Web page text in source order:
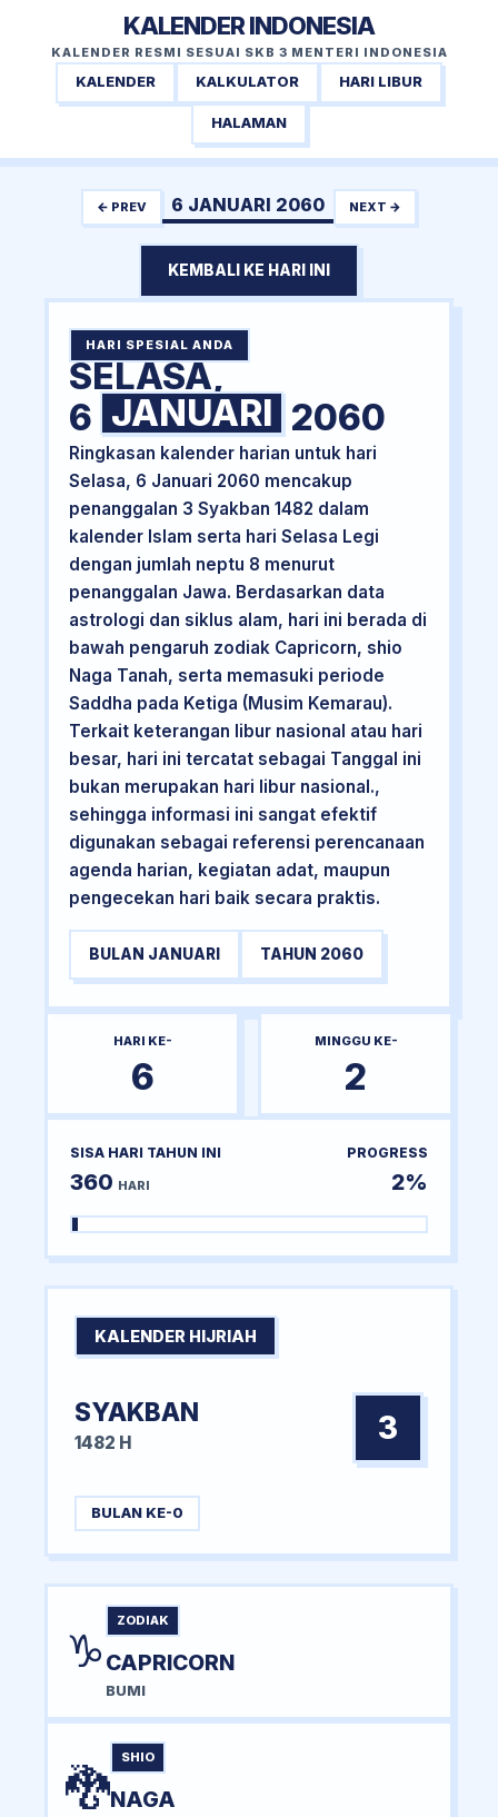
KALENDER INDONESIA
KALENDER RESMI SESUAI SKB 3 MENTERI INDONESIA
KALENDER KALKULATOR HARI LIBUR
HALAMAN
← PREV 6 JANUARI 2060 NEXT →
KEMBALI KE HARI INI
HARI SPESIAL ANDA
SELASA,
6 JANUARI 2060
Ringkasan kalender harian untuk hari
Selasa, 6 Januari 2060 mencakup
penanggalan 3 Syakban 1482 dalam
kalender Islam serta hari Selasa Legi
dengan jumlah neptu 8 menurut
penanggalan Jawa. Berdasarkan data
astrologi dan siklus alam, hari ini berada di
bawah pengaruh zodiak Capricorn, shio
Naga Tanah, serta memasuki periode
Saddha pada Ketiga (Musim Kemarau).
Terkait keterangan libur nasional atau hari
besar, hari ini tercatat sebagai Tanggal ini
bukan merupakan hari libur nasional.,
sehingga informasi ini sangat efektif
digunakan sebagai referensi perencanaan
agenda harian, kegiatan adat, maupun
pengecekan hari baik secara praktis.
BULAN JANUARI TAHUN 2060
HARI KE-
6
MINGGU KE-
2
SISA HARI TAHUN INI
360 HARI
PROGRESS
2%
KALENDER HIJRIAH
SYAKBAN
1482 H 3
BULAN KE-0
♑
ZODIAK
CAPRICORN
BUMI
🐉
SHIO
NAGA